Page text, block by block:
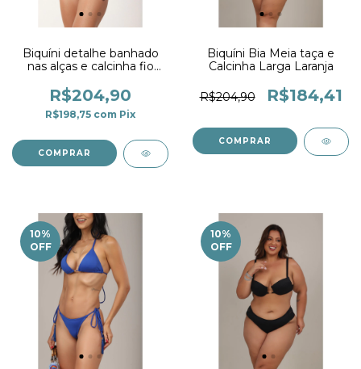
Biquíni detalhe banhado
nas alças e calcinha fio
R$204,90
R$198,75 com Pix
COMPRAR
Biquíni Bia Meia taça e
Calcinha Larga Laranja
R$204,90 R$184,41
COMPRAR
10%
OFF
10%
OFF